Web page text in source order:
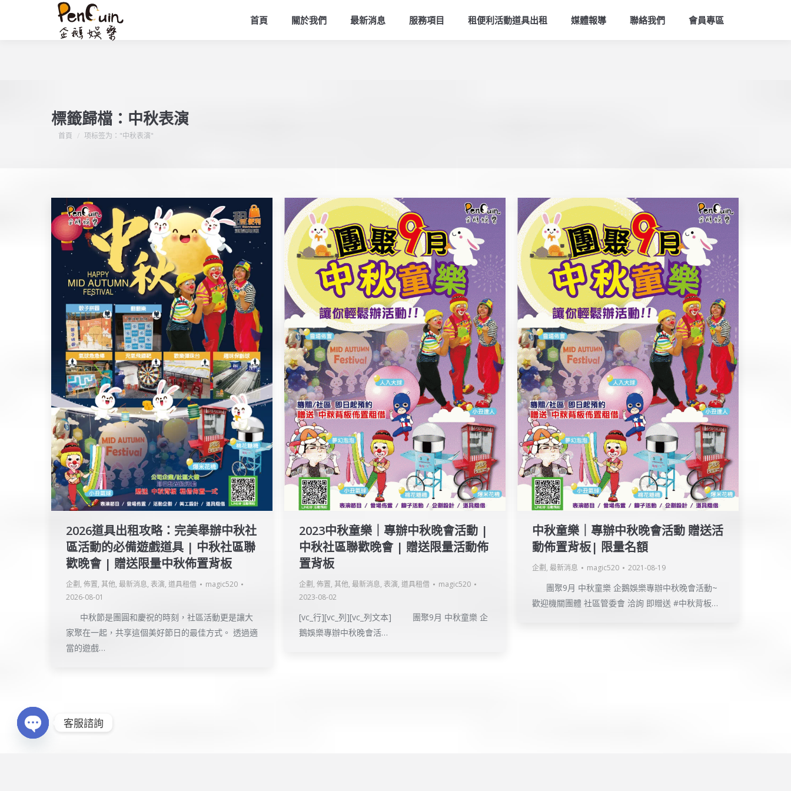
首頁 關於我們 最新消息 服務項目 租便利活動道具出租 媒體報導 聯絡我們 會員專區
標籤歸檔： 中秋表演
您在這裡：
首頁 项标签为："中秋表演"
2026道具出租攻略：完美舉辦中秋社
區活動的必備遊戲道具 | 中秋社區聯
歡晚會 | 贈送限量中秋佈置背板
企劃, 佈置, 其他, 最新消息, 表演, 道具租借
magic520
2026-08-01
中秋節是團圓和慶祝的時刻，社區活動更是讓大
家聚在一起，共享這個美好節日的最佳方式。 透過適
當的遊戲…
2023中秋童樂｜專辦中秋晚會活動 |
中秋社區聯歡晚會 | 贈送限量活動佈
置背板
企劃 , 佈置, 其他, 最新消息, 表演, 道具租借
magic520
2023-08-02
[vc_行][vc_列][vc_列文本] 團聚9月 中秋童樂 企
鵝娛樂專辦中秋晚會活…
中秋童樂｜專辦中秋晚會活動 贈送活
動佈置背板| 限量名額
企劃 , 最新消息 magic520 2021-08-19
團聚9月 中秋童樂 企鵝娛樂專辦中秋晚會活動~
歡迎機關團體 社區管委會 洽詢 即贈送 #中秋背板…
客服諮詢